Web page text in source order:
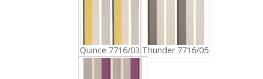
Quince 7716/03 Thunder 7716/05